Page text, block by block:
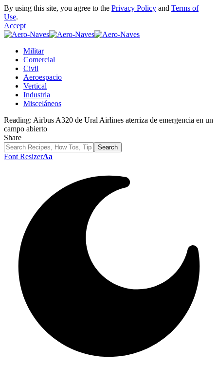
By using this site, you agree to the Privacy Policy and Terms of
Use.
Accept
Militar
Comercial
Civil
Aeroespacio
Vertical
Industria
Misceláneos
Reading: Airbus A320 de Ural Airlines aterriza de emergencia en un
campo abierto
Share
Font ResizerAa